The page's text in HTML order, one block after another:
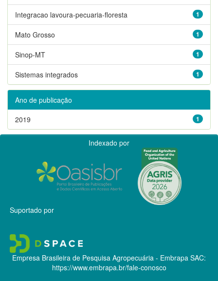
1
Integracao lavoura-pecuaria-floresta
1
Mato Grosso
1
Sinop-MT
1
Sistemas integrados
Ano de publicação
1
2019
Indexado por
Suportado por
Empresa Brasileira de Pesquisa Agropecuária - Embrapa SAC:
https://www.embrapa.br/fale-conosco